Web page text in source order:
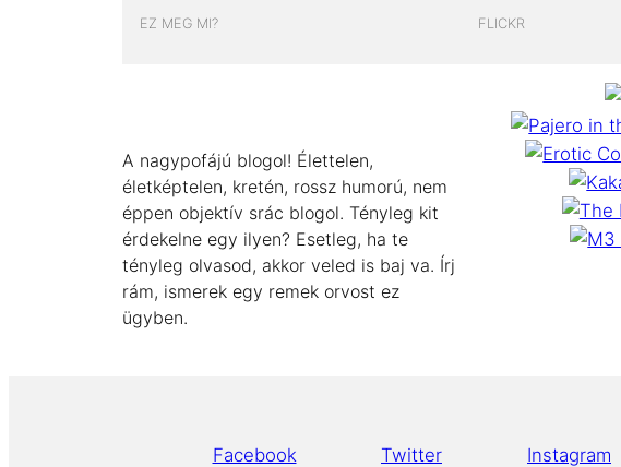
EZ MEG MI?
A nagypofájú blogol! Élettelen,
életképtelen, kretén, rossz humorú, nem
éppen objektív srác blogol. Tényleg kit
érdekelne egy ilyen? Esetleg, ha te
tényleg olvasod, akkor veled is baj va. Írj
rám, ismerek egy remek orvost ez
ügyben.
FLICKR
Facebook Twitter Instagram